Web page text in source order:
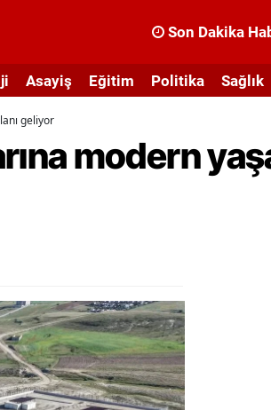
Son Dakika
Asayiş Eğitim Politika Sağlık
geliyor
modern